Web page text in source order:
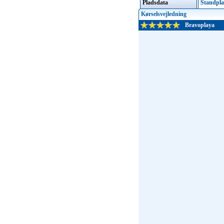
Pladsdata
Kørselsvejledning
Bravoplaya